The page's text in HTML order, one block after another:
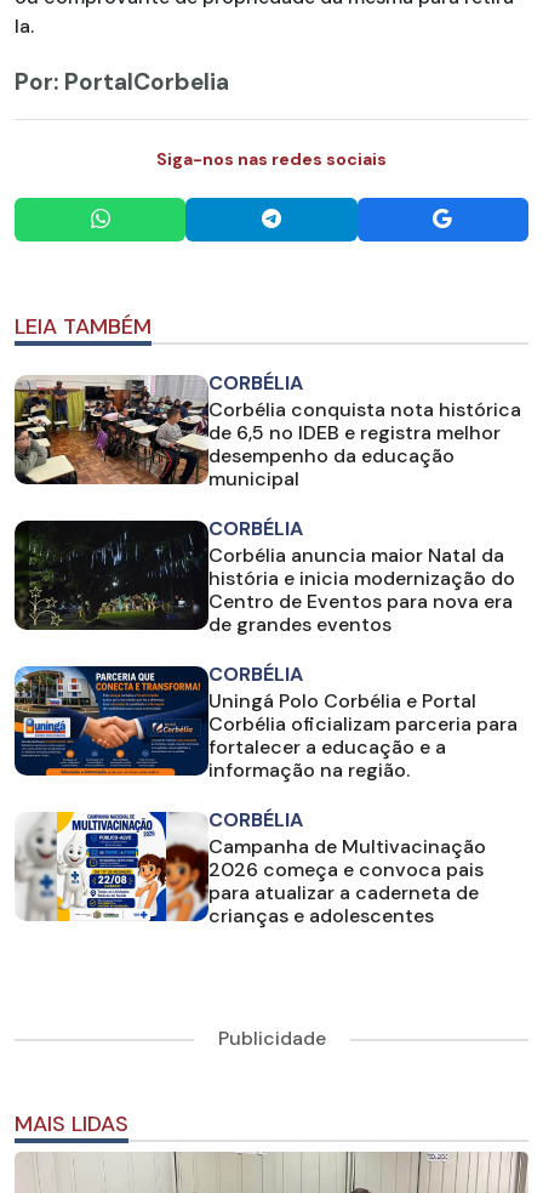
la.
Por: PortalCorbelia
Siga-nos nas redes sociais
LEIA TAMBÉM
CORBÉLIA
Corbélia conquista nota histórica
de 6,5 no IDEB e registra melhor
desempenho da educação
municipal
CORBÉLIA
Corbélia anuncia maior Natal da
história e inicia modernização do
Centro de Eventos para nova era
de grandes eventos
CORBÉLIA
Uningá Polo Corbélia e Portal
Corbélia oficializam parceria para
fortalecer a educação e a
informação na região.
CORBÉLIA
Campanha de Multivacinação
2026 começa e convoca pais
para atualizar a caderneta de
crianças e adolescentes
Publicidade
MAIS LIDAS